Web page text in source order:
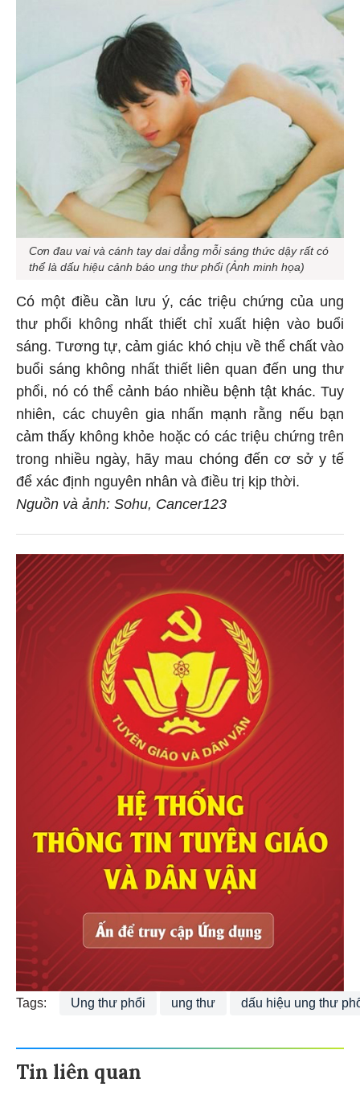
Cơn đau vai và cánh tay dai dẳng mỗi sáng thức dậy rất có
thể là dấu hiệu cảnh báo ung thư phổi (Ảnh minh họa)
Có một điều cần lưu ý, các triệu chứng của ung
thư phổi không nhất thiết chỉ xuất hiện vào buổi
sáng. Tương tự, cảm giác khó chịu về thể chất vào
buổi sáng không nhất thiết liên quan đến ung thư
phổi, nó có thể cảnh báo nhiều bệnh tật khác. Tuy
nhiên, các chuyên gia nhấn mạnh rằng nếu bạn
cảm thấy không khỏe hoặc có các triệu chứng trên
trong nhiều ngày, hãy mau chóng đến cơ sở y tế
để xác định nguyên nhân và điều trị kịp thời.
Nguồn và ảnh: Sohu, Cancer123
Tags: Ung thư phổi ung thư dấu hiệu ung thư
Tin liên quan